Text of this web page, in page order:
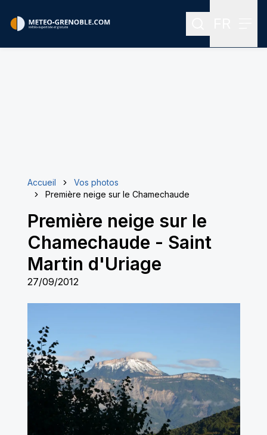
Rechercher
Accueil
Vos photos
Première neige sur le Chamechaude
Première neige sur le
Chamechaude - Saint
Martin d'Uriage
27/09/2012